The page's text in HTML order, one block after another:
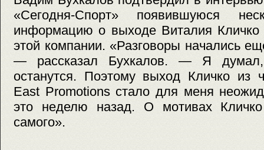
«Сегодня-Спорт» появившуюся
информацию о выходе Виталия Кличко
этой компании. «Разговоры начались
— рассказал Бухкалов. — Я думал,
останутся. Поэтому выход Кличко из
East Promotions стало для меня
это неделю назад. О мотивах
самого».